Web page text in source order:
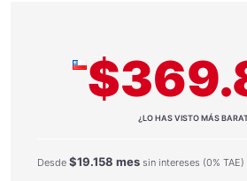
¿LO HAS VISTO MÁS
Desde $19.158 mes sin intereses (0% TAE)